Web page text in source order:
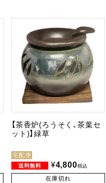
【茶香炉(ろうそく、茶葉セ
ット)】緑草
宅配便
¥4,800税込
在庫切れ